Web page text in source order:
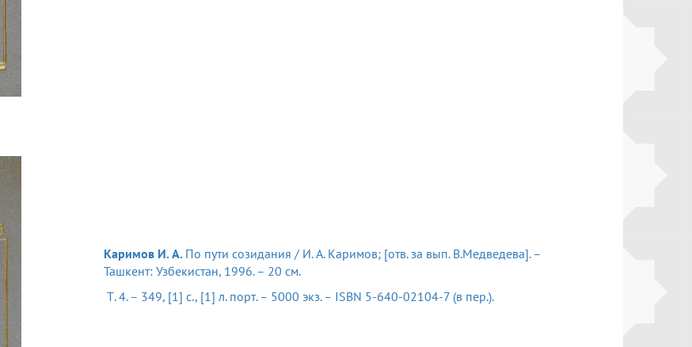
Каримов И. А. По пути созидания / И. А. Каримов; [отв. за вып. В.Медведева]. –
Ташкент: Узбекистан, 1996. – 20 см.
Т. 4. – 349, [1] с., [1] л. порт. – 5000 экз. – ISBN 5-640-02104-7 (в пер.).